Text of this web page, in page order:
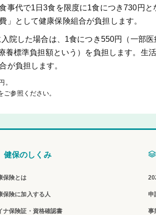
事代で1日3食を限度に1食につき730円と
」として健康保険組合が負担します。
院した場合は、1食につき550円（一部
標準負担額という）を負担します。生
が負担します。
。
ご参照ください。
健保のしくみ
保険とは
保険に加入する人
ナ保険証・資格確認書
申
事